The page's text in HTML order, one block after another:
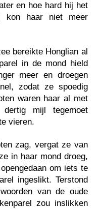
en hoe hard hij het
kon haar niet meer
bereikte Honglian al
in de mond hield
meer en droegen
zodat ze spoedig
waren haar al met
mijl tegemoet
vieren.
zag, vergat ze van
in haar mond droeg,
om iets te
ingeslikt. Terstond
van de oude
zou inslikken